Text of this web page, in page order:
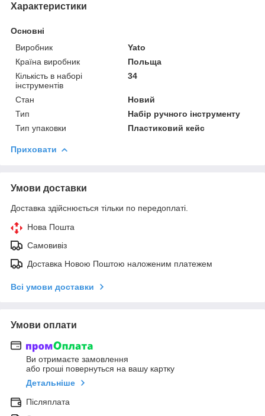
Характеристики
Основні
Виробник
Yato
Країна виробник
Польща
Кількість в наборі
інструментів
34
Стан
Новий
Тип
Набір ручного інструменту
Тип упаковки
Пластиковий кейс
Приховати
Умови доставки
Доставка здійснюється тільки по передоплаті.
Нова Пошта
Самовивіз
Доставка Новою Поштою наложеним платежем
Всі умови доставки
Умови оплати
Ви отримаєте замовлення
або гроші повернуться на вашу картку
Детальніше
Післяплата